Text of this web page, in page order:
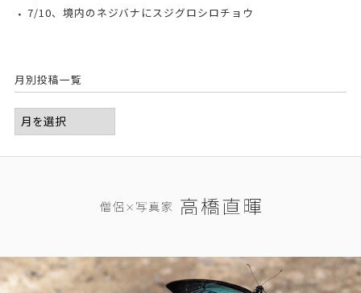
7/10、境内のネジバナにスジグロシロチョウ
月別投稿一覧